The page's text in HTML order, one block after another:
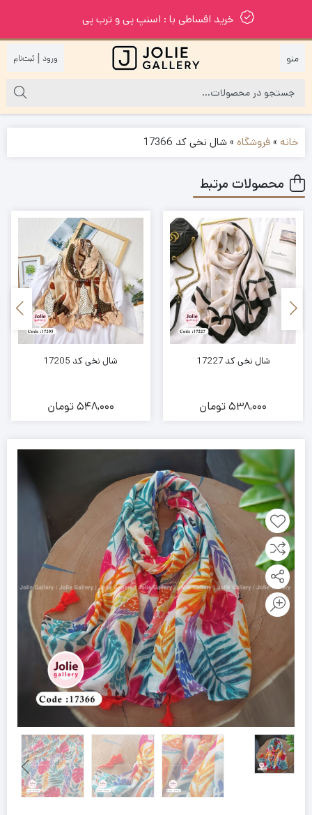
خرید اقساطی با : اسنپ پی و ترب پی
|
خانه »فروشگاه »شال نخی کد 17366
محصولات مرتبط
شال نخی کد 17227
538,000تومان
شال نخی کد 17205
548,000تومان